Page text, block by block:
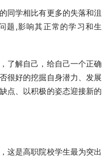
同学相比有更多的失落和沮
题,影响其正常的学习和生
了解自己，给自己一个正确
很好的挖掘自身潜力、发展
点、以积极的姿态迎接新的
这是高职院校学生最为突出